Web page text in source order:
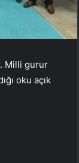
Milli gurur
oku açık